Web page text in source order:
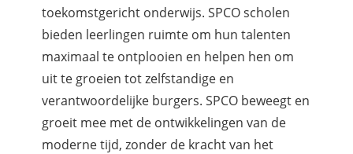
toekomstgericht onderwijs. SPCO scholen
bieden leerlingen ruimte om hun talenten
maximaal te ontplooien en helpen hen om
uit te groeien tot zelfstandige en
verantwoordelijke burgers. SPCO beweegt en
groeit mee met de ontwikkelingen van de
moderne tijd, zonder de kracht van het